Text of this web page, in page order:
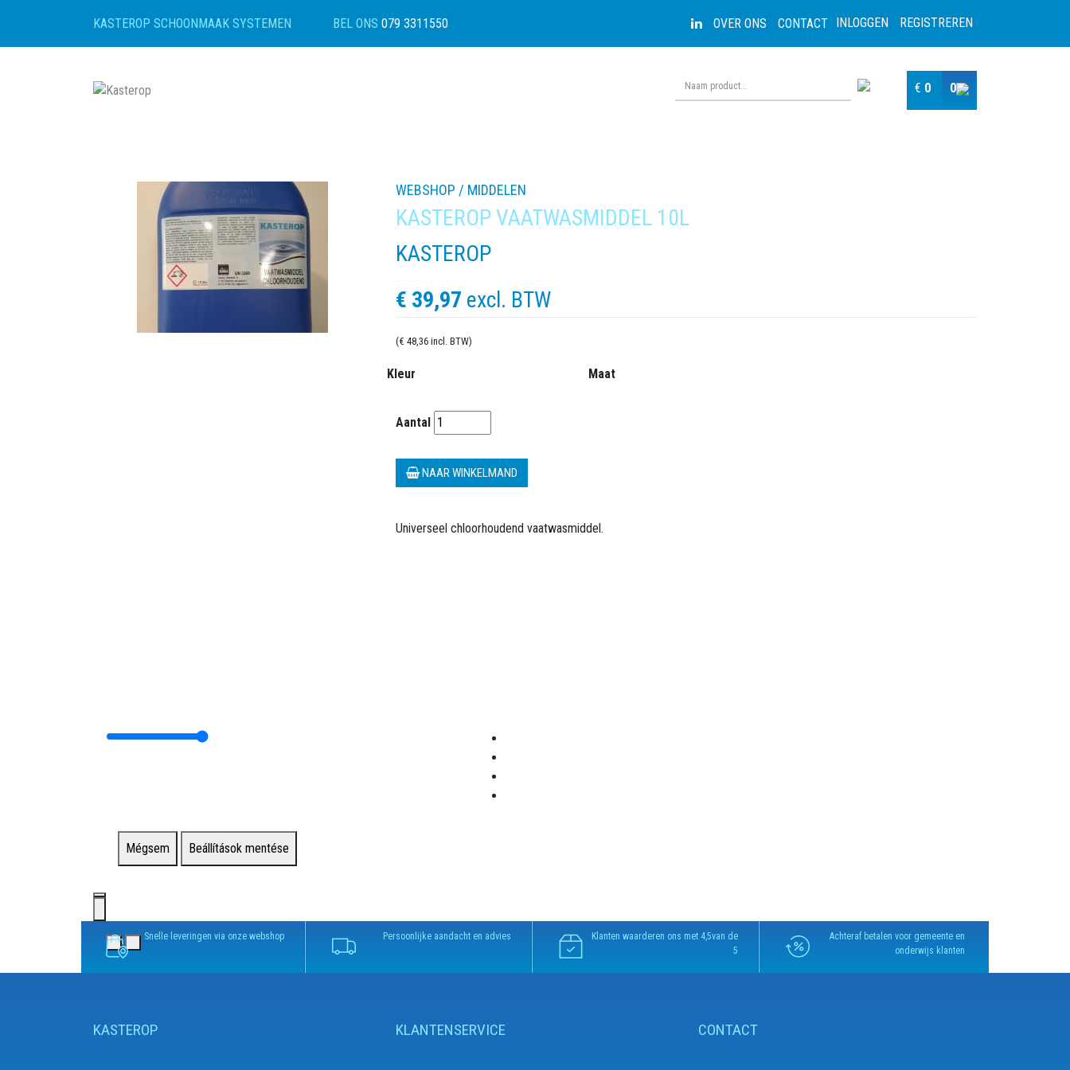
KASTEROP SCHOONMAAK SYSTEMEN BEL ONS 079 3311550 INLOGGEN REGISTREREN
OVER ONS CONTACT
€ 0 0
WEBSHOP / MIDDELEN
KASTEROP VAATWASMIDDEL 10L
KASTEROP
€ 39,97 excl. BTW
(€ 48,36 incl. BTW)
Kleur Maat
Aantal
NAAR WINKELMAND
Universeel chloorhoudend vaatwasmiddel.
Mégsem Beállítások mentése
Snelle leveringen via onze webshop Persoonlijke aandacht en advies
Klanten waarderen ons met 4,5van de
5
Achteraf betalen voor gemeente en
onderwijs klanten
KASTEROP KLANTENSERVICE CONTACT